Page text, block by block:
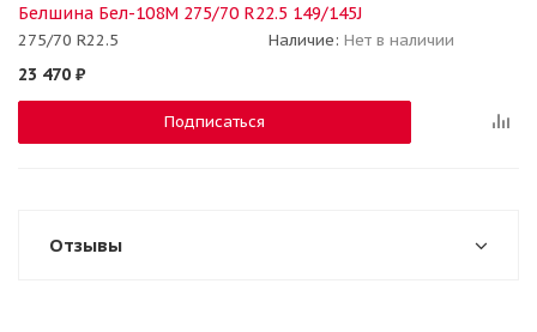
Белшина Бел-108М 275/70 R22.5 149/145J
275/70 R22.5 Наличие: Нет в наличии
23 470 ₽
Подписаться
Отзывы